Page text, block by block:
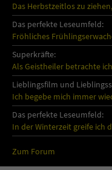
Das Herbstzeitlos zu
Das perfekte Leseumfeld:
Fröhliches
Superkräfte:
Als Geistheiler betrachte
Lieblingsfilm und
Ich begebe mich immer
Das perfekte Leseumfeld:
In der Winterzeit greife ich
Zum Forum